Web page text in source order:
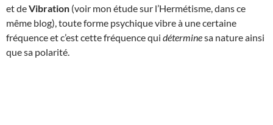
et deVibration (voir mon étude sur l’Hermétisme, dans ce
même blog), toute forme psychique vibre à une certaine
fréquence et c’est cette fréquence qui déterminesa nature ainsi
que sa polarité.